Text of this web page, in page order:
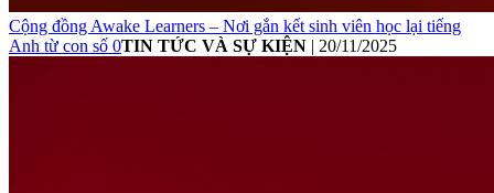
Cộng đồng Awake Learners – Nơi gắn kết sinh viên học lại tiếng
Anh từ con số 0TIN TỨC VÀ SỰ KIỆN | 20/11/2025